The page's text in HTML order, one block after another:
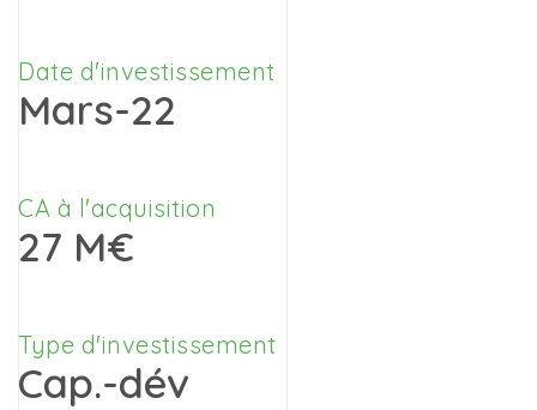
Date d'investissement
Mars-22
CA à l'acquisition
27 M€
Type d'investissement
Cap.-dév